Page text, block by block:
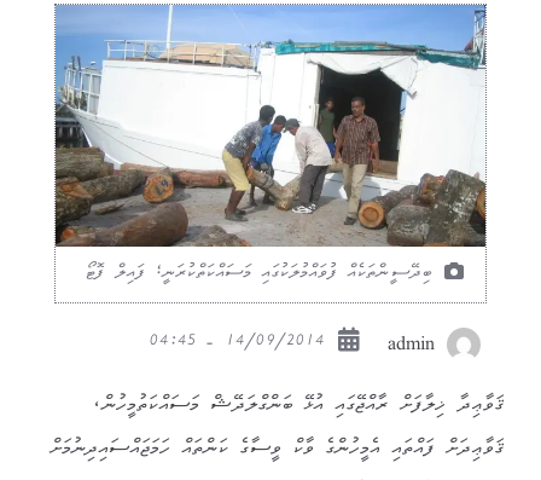
ބިދޭސީންތަކެއް ފުވައްމުލަކުގައި މަސައްކަތްކުރަނީ؛ ފައިލް ފޮޓޯ
admin
ޤަވާޢިދާ ޚިލާފަށް ރާއްޖޭގައި އުޅޭ ބަންގްލަދޭޝް މަސައްކަތުމީހުން،
ޤަވާޢިދަށް ފައްތައި އެމީހުންގެ ވާކް ވީސާގެ ކަންތައް ހަމަޖައްސައިދިނުމަށް